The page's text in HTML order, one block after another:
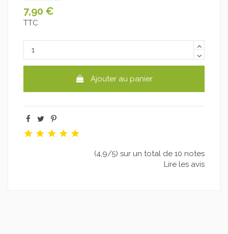
7,90 €
TTC
Ajouter au panier
(4,9/5) sur un total de 10 notes
Lire les avis